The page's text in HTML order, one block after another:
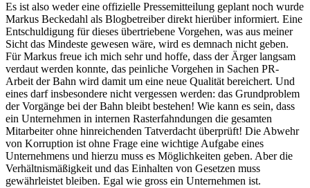
Es ist also weder eine offizielle Pressemitteilung geplant noch wurde
Markus Beckedahl als Blogbetreiber direkt hierüber informiert. Eine
Entschuldigung für dieses übertriebene Vorgehen, was aus meiner
Sicht das Mindeste gewesen wäre, wird es demnach nicht geben.
Für Markus freue ich mich sehr und hoffe, dass der Ärger langsam
verdaut werden konnte, das peinliche Vorgehen in Sachen PR-
Arbeit der Bahn wird damit um eine neue Qualität bereichert. Und
eines darf insbesondere nicht vergessen werden: das Grundproblem
der Vorgänge bei der Bahn bleibt bestehen! Wie kann es sein, dass
ein Unternehmen in internen Rasterfahndungen die gesamten
Mitarbeiter ohne hinreichenden Tatverdacht überprüft! Die Abwehr
von Korruption ist ohne Frage eine wichtige Aufgabe eines
Unternehmens und hierzu muss es Möglichkeiten geben. Aber die
Verhältnismäßigkeit und das Einhalten von Gesetzen muss
gewährleistet bleiben. Egal wie gross ein Unternehmen ist.